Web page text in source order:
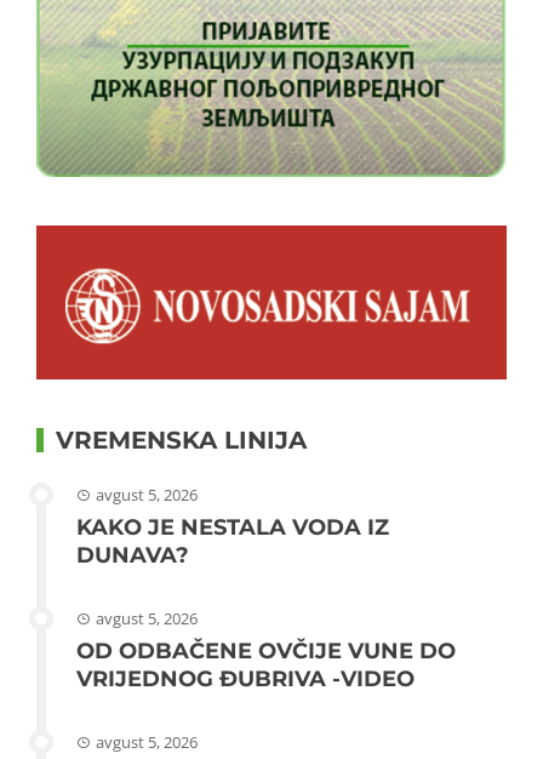
VREMENSKA LINIJA
avgust 5, 2026
KAKO JE NESTALA VODA IZ
DUNAVA?
avgust 5, 2026
OD ODBAČENE OVČIJE VUNE DO
VRIJEDNOG ĐUBRIVA -VIDEO
avgust 5, 2026